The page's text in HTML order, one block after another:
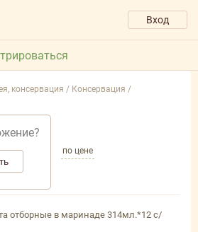
Вход
консервация / Консервация /
по цене
отборные в маринаде 314мл.*12 с/